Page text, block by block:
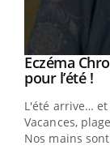
Youtube
Eczéma
pour l’été !
L'été arrive… et
Vacances,
Nos mains